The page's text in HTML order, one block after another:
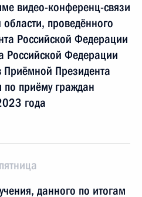
видео-конференц-связи
проведённого
Российской Федерации
Российской Федерации
Президента
приёму граждан
года
данного по итогам